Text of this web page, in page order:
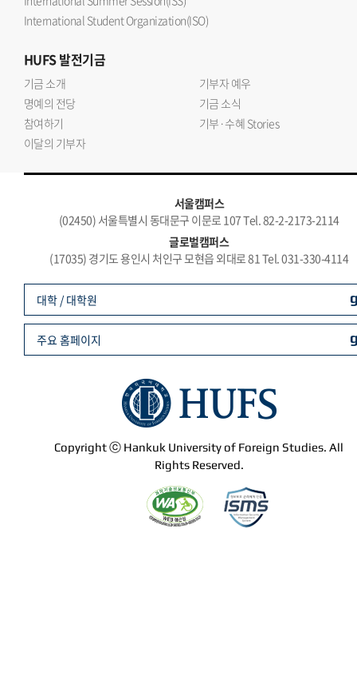
International Student Organization(ISO)
HUFS발전기금
기금 소개
기부자 예우
명예의 전당
기금 소식
참여하기
기부·수혜 Stories
이달의 기부자
서울캠퍼스
(02450) 서울특별시 동대문구 이문로 107 Tel. 82-2-2173-2114
글로벌캠퍼스
(17035) 경기도 용인시 처인구 모현읍 외대로 81 Tel. 031-330-4114
Copyright ⓒ Hankuk University of Foreign Studies. All
Rights Reserved.
대학 / 대학원
주요 홈페이지